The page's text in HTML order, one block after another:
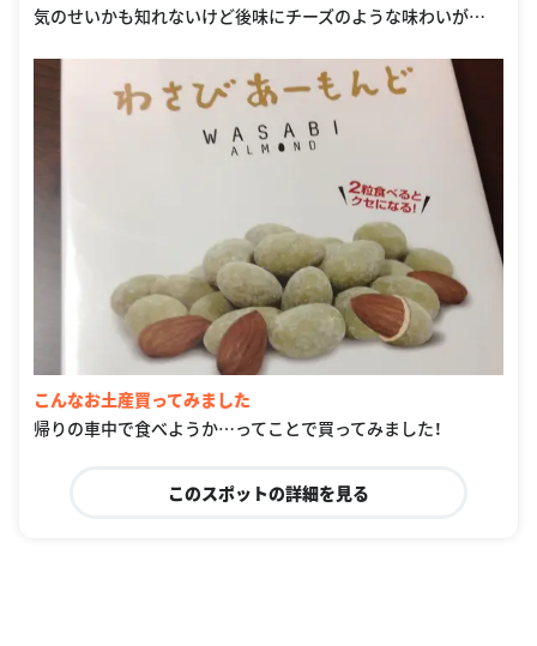
気のせいかも知れないけど後味にチーズのような味わいが…
こんなお土産買ってみました
帰りの車中で食べようか…ってことで買ってみました！
このスポットの詳細を見る